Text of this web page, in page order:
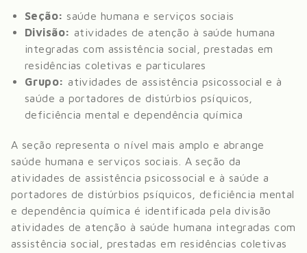
Seção: saúde humana e serviços sociais
Divisão: atividades de atenção à saúde humana
integradas com assistência social, prestadas em
residências coletivas e particulares
Grupo: atividades de assistência psicossocial e à
saúde a portadores de distúrbios psíquicos,
deficiência mental e dependência química
A seção representa o nível mais amplo e abrange
saúde humana e serviços sociais . A seção da
atividades de assistência psicossocial e à saúde a
portadores de distúrbios psíquicos, deficiência mental
e dependência química é identificada pela divisão
atividades de atenção à saúde humana integradas com
assistência social, prestadas em residências coletivas